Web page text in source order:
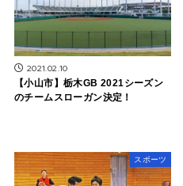
2021.02.10
【小山市】栃木GB 2021シーズン
のチームスローガン決定！
スポーツ